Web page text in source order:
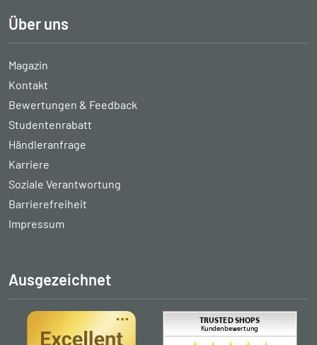
Über uns
Magazin
Kontakt
Bewertungen & Feedback
Studentenrabatt
Händleranfrage
Karriere
Soziale Verantwortung
Barrierefreiheit
Impressum
Ausgezeichnet